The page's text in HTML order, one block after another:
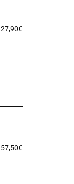
27,90€
57,50€